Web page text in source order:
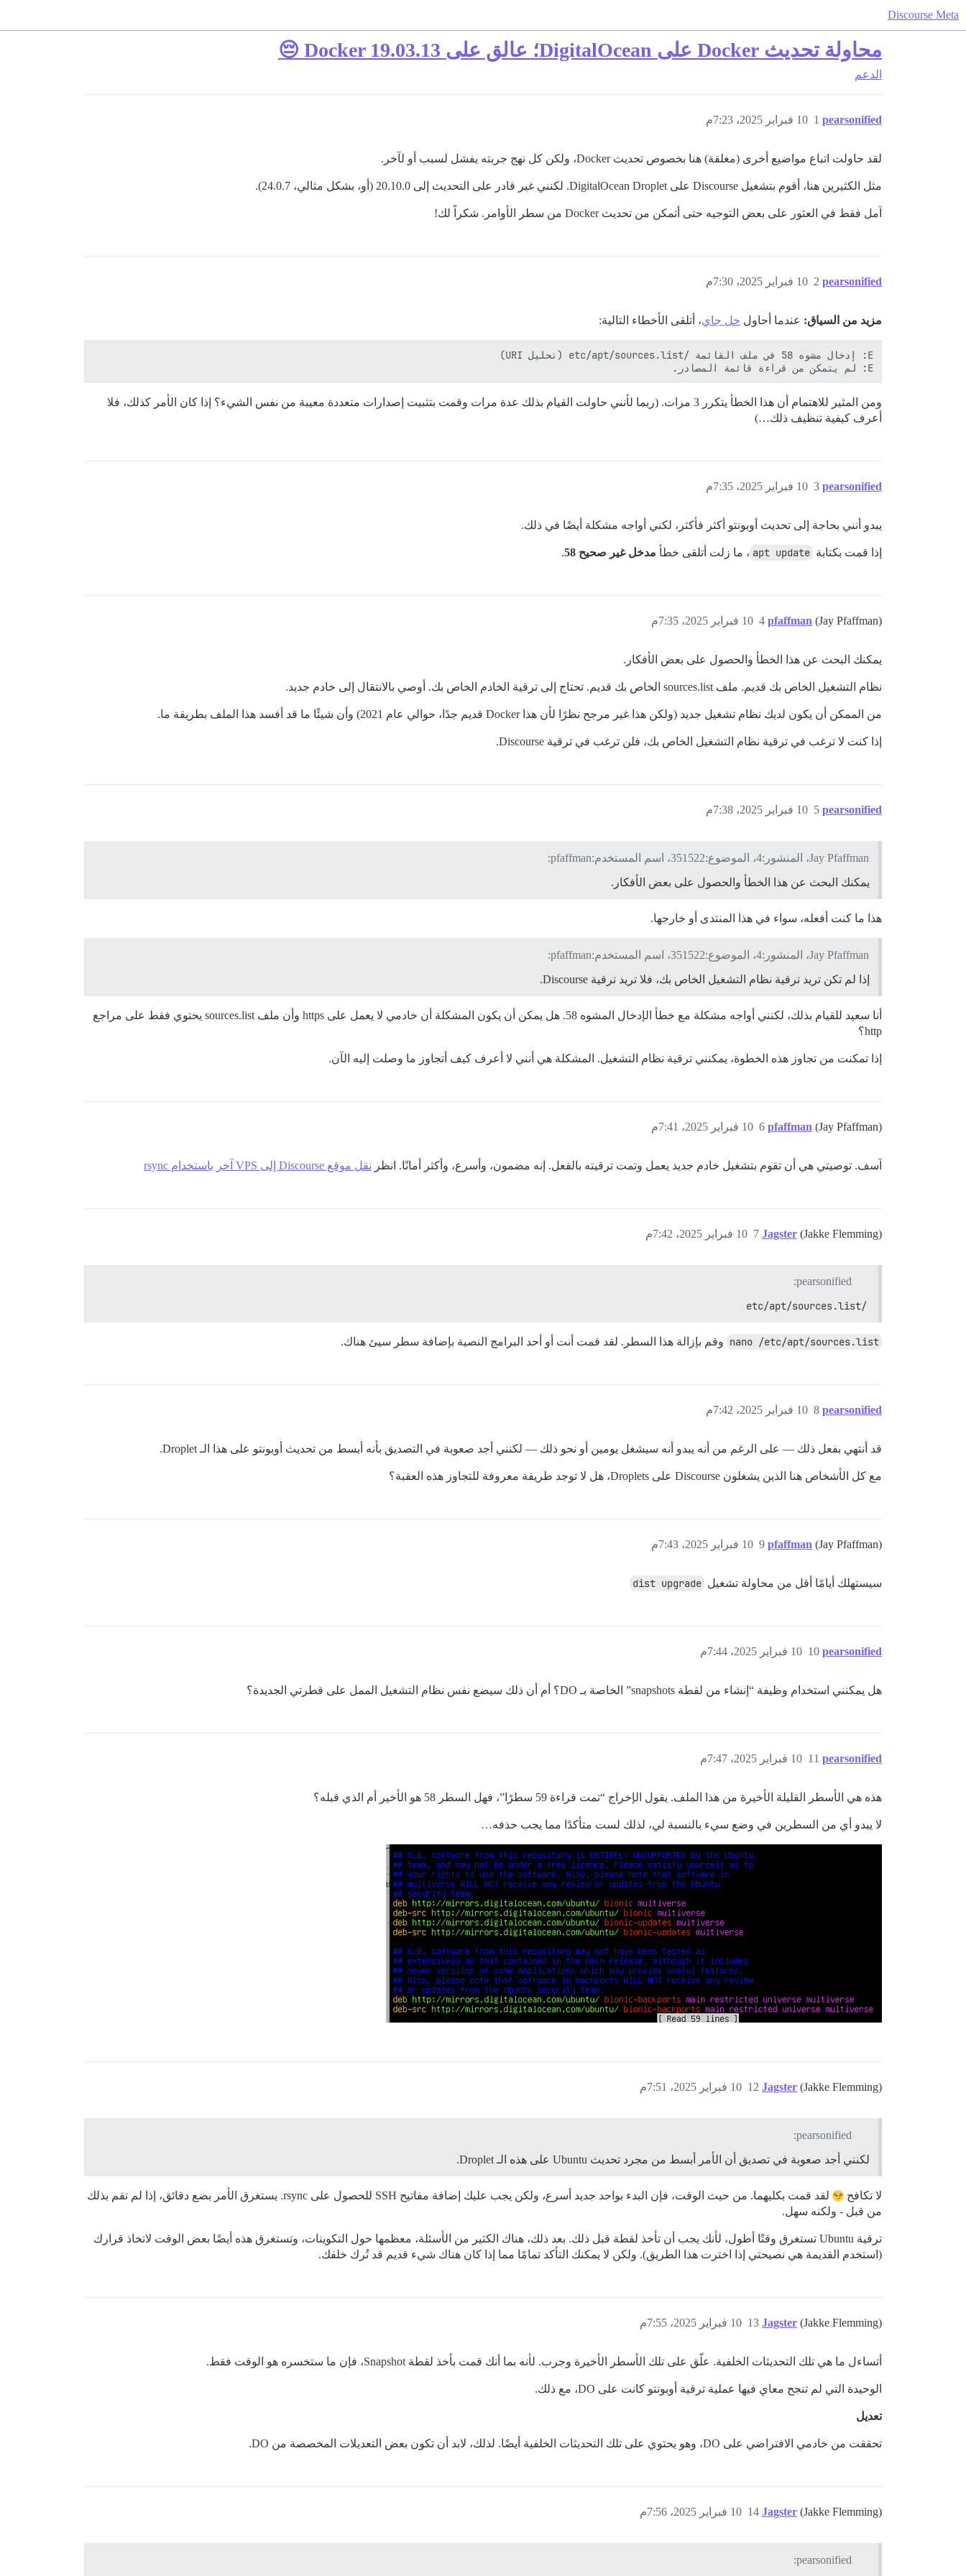
Discourse Meta
محاولة تحديث Docker على DigitalOcean؛ عالق على Docker 19.03.13 😔
الدعم
pearsonified 10 فبراير 2025، 7:23م 1
لقد حاولت اتباع مواضيع أخرى (مغلقة) هنا بخصوص تحديث Docker، ولكن كل نهج جربته يفشل لسبب أو لآخر.
مثل الكثيرين هنا، أقوم بتشغيل Discourse على DigitalOcean Droplet. لكنني غير قادر على التحديث إلى 20.10.0 (أو، بشكل مثالي، 24.0.7).
آمل فقط في العثور على بعض التوجيه حتى أتمكن من تحديث Docker من سطر الأوامر. شكراً لك!
pearsonified 10 فبراير 2025، 7:30م 2
مزيد من السياق: عندما أحاول حل جاي، أتلقى الأخطاء التالية:
E: لم يتمكن من قراءة قائمة المصادر.
ومن المثير للاهتمام أن هذا الخطأ يتكرر 3 مرات. (ربما لأنني حاولت القيام بذلك عدة مرات وقمت بتثبيت إصدارات متعددة معيبة من نفس الشيء؟ إذا كان الأمر كذلك، فلا
أعرف كيفية تنظيف ذلك…)
pearsonified 10 فبراير 2025، 7:35م 3
يبدو أنني بحاجة إلى تحديث أوبونتو أكثر فأكثر، لكني أواجه مشكلة أيضًا في ذلك.
إذا قمت بكتابة apt update ، ما زلت أتلقى خطأ مدخل غير صحيح 58 .
pfaffman (Jay Pfaffman) 10 فبراير 2025، 7:35م 4
يمكنك البحث عن هذا الخطأ والحصول على بعض الأفكار.
نظام التشغيل الخاص بك قديم. ملف sources.list الخاص بك قديم. تحتاج إلى ترقية الخادم الخاص بك. أوصي بالانتقال إلى خادم جديد.
من الممكن أن يكون لديك نظام تشغيل جديد (ولكن هذا غير مرجح نظرًا لأن هذا Docker قديم جدًا، حوالي عام 2021) وأن شيئًا ما قد أفسد هذا الملف بطريقة ما.
إذا كنت لا ترغب في ترقية نظام التشغيل الخاص بك، فلن ترغب في ترقية Discourse.
pearsonified 10 فبراير 2025، 7:38م 5
Jay Pfaffman، المنشور:4، الموضوع:351522، اسم المستخدم:pfaffman:
يمكنك البحث عن هذا الخطأ والحصول على بعض الأفكار.
هذا ما كنت أفعله، سواء في هذا المنتدى أو خارجها.
Jay Pfaffman، المنشور:4، الموضوع:351522، اسم المستخدم:pfaffman:
إذا لم تكن تريد ترقية نظام التشغيل الخاص بك، فلا تريد ترقية Discourse.
أنا سعيد للقيام بذلك، لكنني أواجه مشكلة مع خطأ الإدخال المشوه 58. هل يمكن أن يكون المشكلة أن خادمي لا يعمل على https وأن ملف sources.list يحتوي فقط على مراجع
http؟
إذا تمكنت من تجاوز هذه الخطوة، يمكنني ترقية نظام التشغيل. المشكلة هي أنني لا أعرف كيف أتجاوز ما وصلت إليه الآن.
pfaffman (Jay Pfaffman) 10 فبراير 2025، 7:41م 6
آسف. توصيتي هي أن تقوم بتشغيل خادم جديد يعمل وتمت ترقيته بالفعل. إنه مضمون، وأسرع، وأكثر أمانًا. انظر نقل موقع Discourse إلى VPS آخر باستخدام rsync
Jagster (Jakke Flemming) 10 فبراير 2025، 7:42م 7
pearsonified:
/etc/apt/sources.list
nano /etc/apt/sources.list وقم بإزالة هذا السطر. لقد قمت أنت أو أحد البرامج النصية بإضافة سطر سيئ هناك.
pearsonified 10 فبراير 2025، 7:42م 8
قد أنتهي بفعل ذلك — على الرغم من أنه يبدو أنه سيشغل يومين أو نحو ذلك — لكنني أجد صعوبة في التصديق بأنه أبسط من تحديث أوبونتو على هذا الـ Droplet.
مع كل الأشخاص هنا الذين يشغلون Discourse على Droplets، هل لا توجد طريقة معروفة للتجاوز هذه العقبة؟
pfaffman (Jay Pfaffman) 10 فبراير 2025، 7:43م 9
سيستهلك أيامًا أقل من محاولة تشغيل dist upgrade
pearsonified 10 فبراير 2025، 7:44م 10
هل يمكنني استخدام وظيفة “إنشاء من لقطة snapshots” الخاصة بـ DO؟ أم أن ذلك سيضع نفس نظام التشغيل الممل على قطرتي الجديدة؟
pearsonified 10 فبراير 2025، 7:47م 11
هذه هي الأسطر القليلة الأخيرة من هذا الملف. يقول الإخراج “تمت قراءة 59 سطرًا”، فهل السطر 58 هو الأخير أم الذي قبله؟
لا يبدو أي من السطرين في وضع سيء بالنسبة لي، لذلك لست متأكدًا مما يجب حذفه…
Jagster (Jakke Flemming) 10 فبراير 2025، 7:51م 12
pearsonified:
لكنني أجد صعوبة في تصديق أن الأمر أبسط من مجرد تحديث Ubuntu على هذه الـ Droplet.
لا تكافح
لقد قمت بكليهما. من حيث الوقت، فإن البدء بواحد جديد أسرع، ولكن يجب عليك إضافة مفاتيح SSH للحصول على rsync. يستغرق الأمر بضع دقائق، إذا لم تقم بذلك
من قبل - ولكنه سهل.
ترقية Ubuntu تستغرق وقتًا أطول، لأنك يجب أن تأخذ لقطة قبل ذلك. بعد ذلك، هناك الكثير من الأسئلة، معظمها حول التكوينات، وتستغرق هذه أيضًا بعض الوقت لاتخاذ قرارك
(استخدم القديمة هي نصيحتي إذا اخترت هذا الطريق). ولكن لا يمكنك التأكد تمامًا مما إذا كان هناك شيء قديم قد تُرك خلفك.
Jagster (Jakke Flemming) 10 فبراير 2025، 7:55م 13
أتساءل ما هي تلك التحديثات الخلفية. علّق على تلك الأسطر الأخيرة وجرب. لأنه بما أنك قمت بأخذ لقطة Snapshot، فإن ما ستخسره هو الوقت فقط.
الوحيدة التي لم تنجح معاي فيها عملية ترقية أوبونتو كانت على DO، مع ذلك.
تعديل
تحققت من خادمي الافتراضي على DO، وهو يحتوي على تلك التحديثات الخلفية أيضًا. لذلك، لابد أن تكون بعض التعديلات المخصصة من DO.
Jagster (Jakke Flemming) 10 فبراير 2025، 7:56م 14
pearsonified: